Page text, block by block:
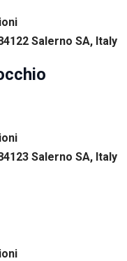
Salerno SA, Italy
Salerno SA, Italy